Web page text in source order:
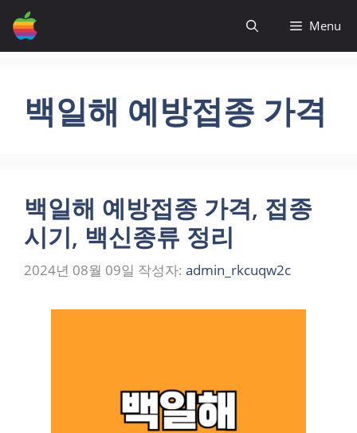
츠
Menu
백일해 예방접종 가격
백일해 예방접종 가격, 접종
시기, 백신종류 정리
2024년 08월 09일 작성자: admin_rkcuqw2c